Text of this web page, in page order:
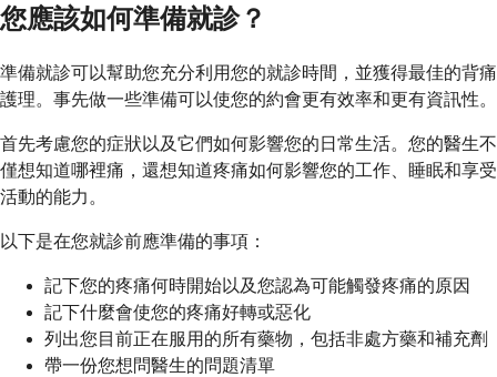
您應該如何準備就診？
準備就診可以幫助您充分利用您的就診時間，並獲得最佳的背痛
護理。事先做一些準備可以使您的約會更有效率和更有資訊性。
首先考慮您的症狀以及它們如何影響您的日常生活。您的醫生不
僅想知道哪裡痛，還想知道疼痛如何影響您的工作、睡眠和享受
活動的能力。
以下是在您就診前應準備的事項：
記下您的疼痛何時開始以及您認為可能觸發疼痛的原因
記下什麼會使您的疼痛好轉或惡化
列出您目前正在服用的所有藥物，包括非處方藥和補充劑
帶一份您想問醫生的問題清單